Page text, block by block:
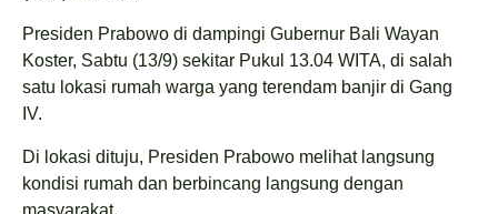
Presiden Prabowo di dampingi Gubernur Bali Wayan
Koster, Sabtu (13/9) sekitar Pukul 13.04 WITA, di salah
satu lokasi rumah warga yang terendam banjir di Gang
IV.
Di lokasi dituju, Presiden Prabowo melihat langsung
kondisi rumah dan berbincang langsung dengan
masyarakat.